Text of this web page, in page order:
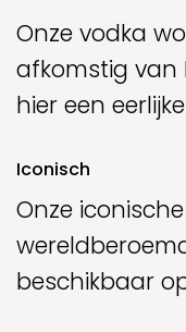
Onze vodka
afkomstig van
hier een
Iconisch
Onze
beschikbaar